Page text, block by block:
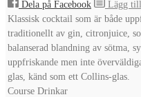
Dela på Facebook Lägg
Klassisk cocktail som är både
traditionellt av gin, citronjuice,
balanserad blandning av sötma,
uppfriskande men inte
glas, känd som ett Collins-glas.
Course Drinkar